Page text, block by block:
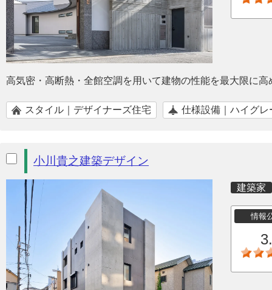
高気密・高断熱・全館空調を用いて建物の性能を最大限に
スタイル｜デザイナーズ住宅 仕様設備｜ハイグレ
小川貴之建築デザイン
建築家
情報